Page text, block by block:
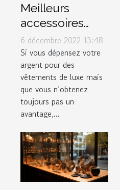
Meilleurs
accessoires
pour hommes
6 décembre 2022 13:48
Si vous dépensez votre
argent pour des
vêtements de luxe mais
que vous n’obtenez
toujours pas un
avantage,...